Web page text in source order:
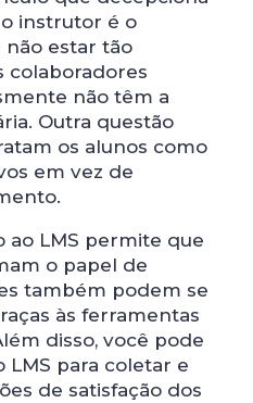
o instrutor é o
não estar tão
colaboradores
não têm a
Outra questão
os alunos como
em vez de
LMS permite que
o papel de
também podem se
às ferramentas
disso, você pode
LMS para coletar e
de satisfação dos